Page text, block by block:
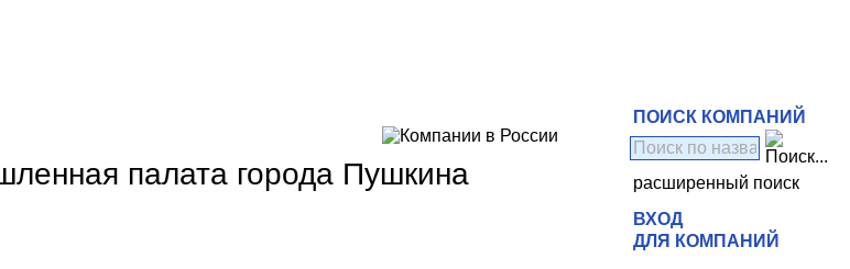
палата города Пушкина
ПОИСК КОМПАНИЙ
расширенный поиск
ВХОД
ДЛЯ КОМПАНИЙ